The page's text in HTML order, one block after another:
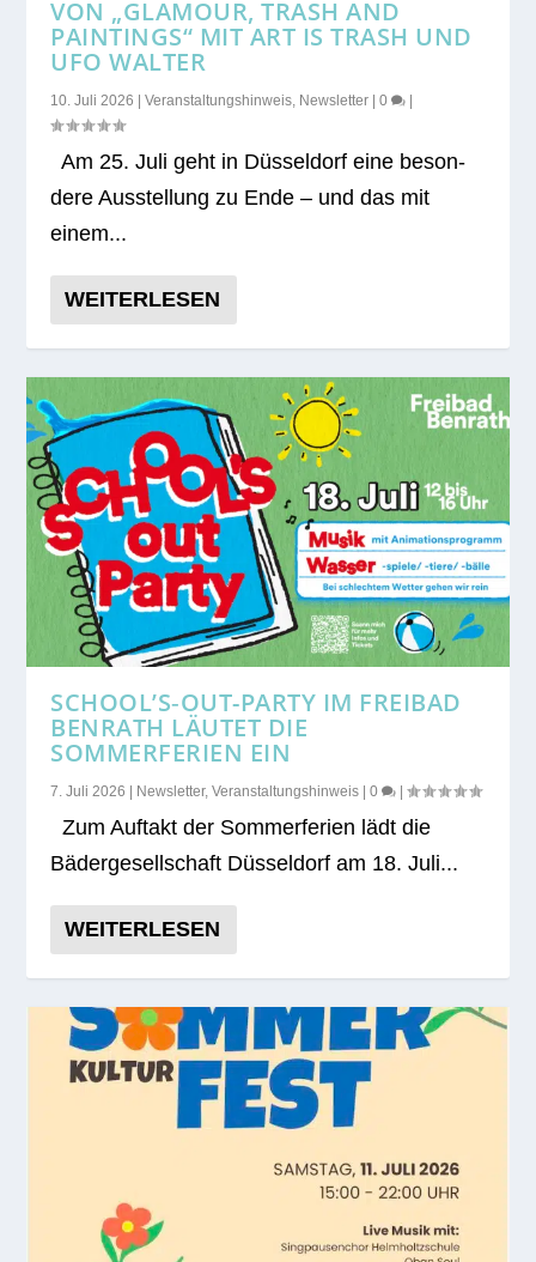
VON „GLAMOUR, TRASH AND
PAINTINGS“ MIT ART IS TRASH UND
UFO WALTER
10. Juli 2026 |Veranstaltungshinweis, Newsletter |0
Am 25. Juli geht in Düs­sel­dorf eine beson­
dere Aus­stel­lung zu Ende – und das mit
einem...
WEITERLESEN
SCHOOL’S‑OUT-PARTY IM FREIBAD
BENRATH LÄUTET DIE
SOMMERFERIEN EIN
7. Juli 2026 Newsletter,Veranstaltungshinweis |0 |
Zum Auf­takt der Som­mer­fe­rien lädt die
Bäder­ge­sell­schaft Düs­sel­dorf am 18. Juli...
WEITERLESEN